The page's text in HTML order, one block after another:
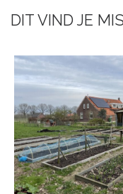
DIT VIND JE